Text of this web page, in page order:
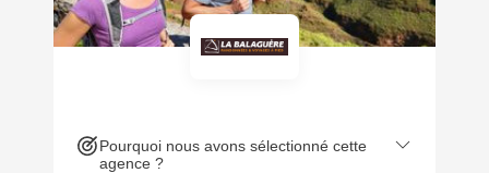
Pourquoi nous avons sélectionné cette
agence ?